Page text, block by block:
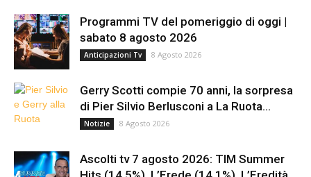
Programmi TV del pomeriggio di oggi |
sabato 8 agosto 2026
Anticipazioni Tv 8 Agosto 2026
Gerry Scotti compie 70 anni, la sorpresa
di Pier Silvio Berlusconi a La Ruota...
Notizie 8 Agosto 2026
Ascolti tv 7 agosto 2026: TIM Summer